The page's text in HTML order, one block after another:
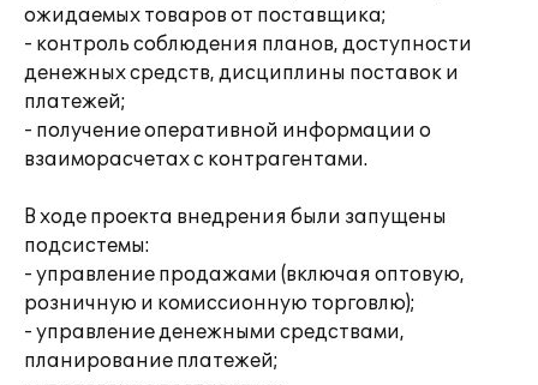
ожидаемых товаров от поставщика;
- контроль соблюдения планов, доступности
денежных средств, дисциплины поставок и
платежей;
- получение оперативной информации о
взаиморасчетах с контрагентами.
В ходе проекта внедрения были запущены
подсистемы:
- управление продажами (включая оптовую,
розничную и комиссионную торговлю);
- управление денежными средствами,
планирование платежей;